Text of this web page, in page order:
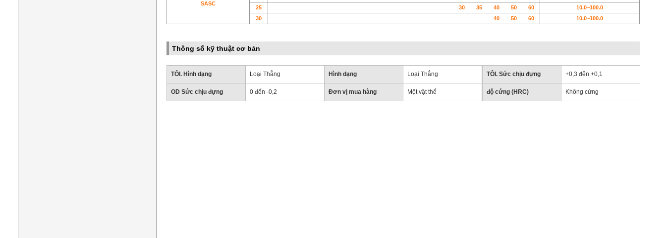
SASC
25
30 35 40 50 60
10.0~100.0
30
40 50 60 10.0~100.0
Thông số kỹ thuật cơ bản
TÔI. Hình dạng Loại Thẳng Hình dạng Loại Thẳng TÔI. Sức chịu đựng +0,3 đến +0,1
OD Sức chịu đựng 0 đến -0,2 Đơn vị mua hàng Một vật thể độ cứng (HRC) Không cứng